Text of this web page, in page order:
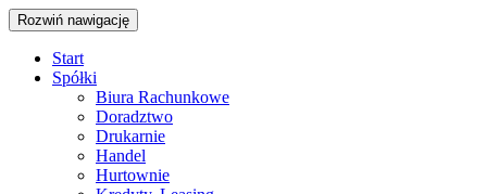
Rozwiń nawigację
Start
Spółki
Biura Rachunkowe
Doradztwo
Drukarnie
Handel
Hurtownie